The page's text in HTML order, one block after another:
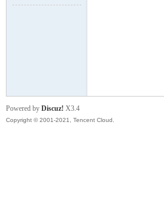
Powered by Discuz! X3.4
Copyright © 2001-2021, Tencent Cloud.